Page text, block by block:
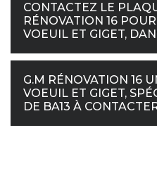
CONTACTEZ LE
RÉNOVATION 16
VOEUIL ET GIGET,
G.M RÉNOVATION 16
VOEUIL ET GIGET,
DE BA13 À